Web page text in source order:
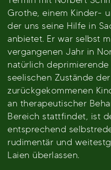
Grothe, einem Kinder-
der uns seine Hilfe in
anbietet. Er war selbst
vergangenen Jahr in
natürlich
seelischen Zustände
zurückgekommenen
an therapeutischer
Bereich stattfindet, ist
entsprechend
rudimentär und
Laien überlassen.